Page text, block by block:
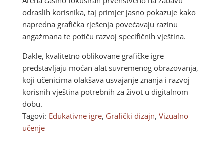
odraslih korisnika, taj primjer jasno pokazuje kako
napredna grafička rješenja povećavaju razinu
angažmana te potiču razvoj specifičnih vještina.
Dakle, kvalitetno oblikovane grafičke igre
predstavljaju moćan alat suvremenog obrazovanja,
koji učenicima olakšava usvajanje znanja i razvoj
korisnih vještina potrebnih za život u digitalnom
dobu.
Tagovi: Edukativne igre, Grafički dizajn, Vizualno
učenje